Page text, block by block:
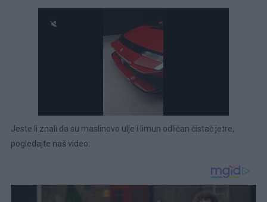
Jeste li znali da su maslinovo ulje i limun odličan čistač jetre,
pogledajte naš video: